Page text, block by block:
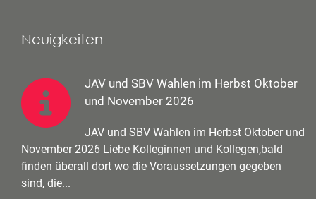
Neuigkeiten
JAV und SBV Wahlen im Herbst Oktober
und November 2026
JAV und SBV Wahlen im Herbst Oktober und
November 2026 Liebe Kolleginnen und Kollegen,bald
finden überall dort wo die Voraussetzungen gegeben
sind, die...